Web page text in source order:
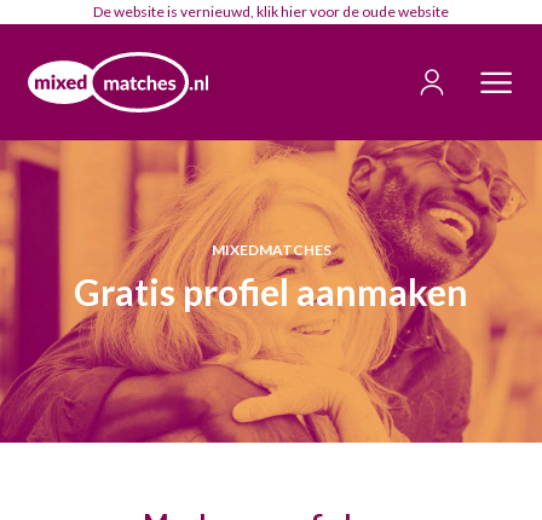
De website is vernieuwd, klikhiervoor de oude website
MIXEDMATCHES
Gratis profiel aanmaken